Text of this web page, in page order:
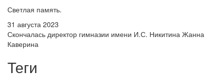
Светлая память.
31 августа 2023
Скончалась директор гимназии имени И.С. Никитина Жанна
Каверина
Теги